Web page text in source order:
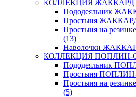
КОЛЛЕКЦИЯ
Пододеяльник
Простыня
Простыня на
(13)
Наволочки
КОЛЛЕКЦИЯ ПОПЛИН-
Пододеяльник
Простыня
Простыня на
(5)